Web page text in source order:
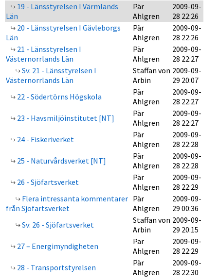
19 - Länsstyrelsen I Värmlands
Län
Pär
Ahlgren
2009-09-
28 22:26
20 - Länsstyrelsen I Gävleborgs
Län
Pär
Ahlgren
2009-09-
28 22:26
21 - Länsstyrelsen I
Västernorrlands Län
Pär
Ahlgren
2009-09-
28 22:27
Sv: 21 - Länsstyrelsen I
Västernorrlands Län
Staffan von
Arbin
2009-09-
29 20:07
22 - Södertörns Högskola
Pär
Ahlgren
2009-09-
28 22:27
23 - Havsmiljöinstitutet [NT]
Pär
Ahlgren
2009-09-
28 22:27
24 - Fiskeriverket
Pär
Ahlgren
2009-09-
28 22:28
25 - Naturvårdsverket [NT]
Pär
Ahlgren
2009-09-
28 22:28
26 - Sjöfartsverket
Pär
Ahlgren
2009-09-
28 22:29
Flera intressanta kommentarer
från Sjöfartsverket
Pär
Ahlgren
2009-09-
29 00:36
Sv: 26 - Sjöfartsverket
Staffan von
Arbin
2009-09-
29 20:15
27 – Energimyndigheten
Pär
Ahlgren
2009-09-
28 22:29
28 - Transportstyrelsen
Pär
Ahlgren
2009-09-
28 22:30